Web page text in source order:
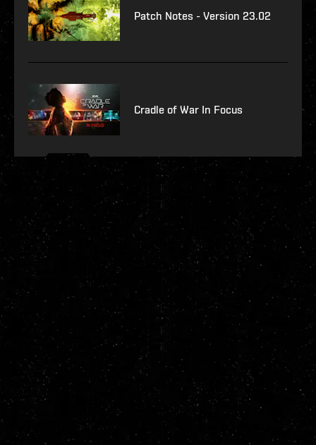
Patch Notes - Version 23.02
Cradle of War In Focus